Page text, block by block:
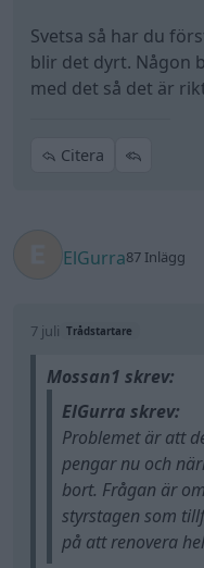
Svetsa så har du
blir det dyrt. Någon
med det så det är
Citera
ElGurra87 Inlägg
7 juli Trådstartare
Mossan1 skrev:
ElGurra skrev:
Problemet är att
pengar nu och
bort. Frågan är
styrstagen som
på att renovera